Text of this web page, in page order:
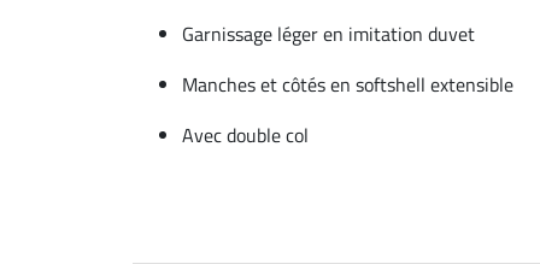
Garnissage léger en imitation duvet
Manches et côtés en softshell extensible
Avec double col